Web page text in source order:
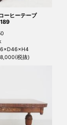
ーヒーテーブ
税抜)